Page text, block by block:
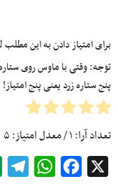
برای امتیاز دادن به این
توجه: وقتی با ماوس روی
پنج ستاره زرد یعنی پنج امتیاز!
تعداد آرا:۱/ معدل امتیاز:۵
Facebook